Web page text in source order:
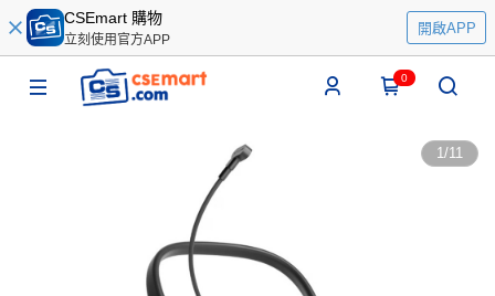
CSEmart 購物
立刻使用官方APP
開啟APP
0
1/11